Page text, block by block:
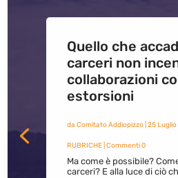
Quello che
carceri non
collaborazioni
estorsioni
da Comitato Addiopizzo| 25
RUBRICHE| Commenti 0
Ma come è possibile?
carceri? E alla luce di ciò